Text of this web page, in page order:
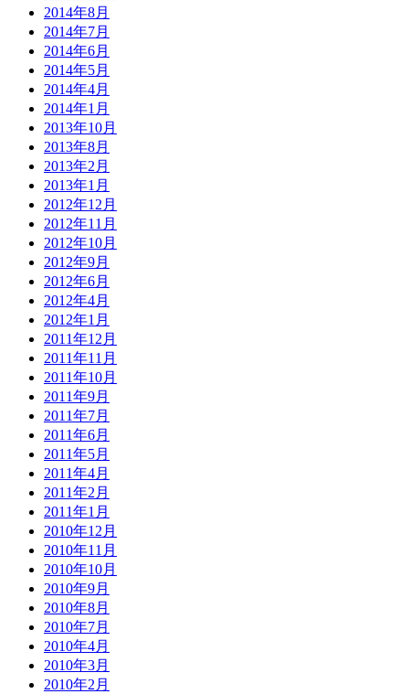
2014年8月
2014年7月
2014年6月
2014年5月
2014年4月
2014年1月
2013年10月
2013年8月
2013年2月
2013年1月
2012年12月
2012年11月
2012年10月
2012年9月
2012年6月
2012年4月
2012年1月
2011年12月
2011年11月
2011年10月
2011年9月
2011年7月
2011年6月
2011年5月
2011年4月
2011年2月
2011年1月
2010年12月
2010年11月
2010年10月
2010年9月
2010年8月
2010年7月
2010年4月
2010年3月
2010年2月